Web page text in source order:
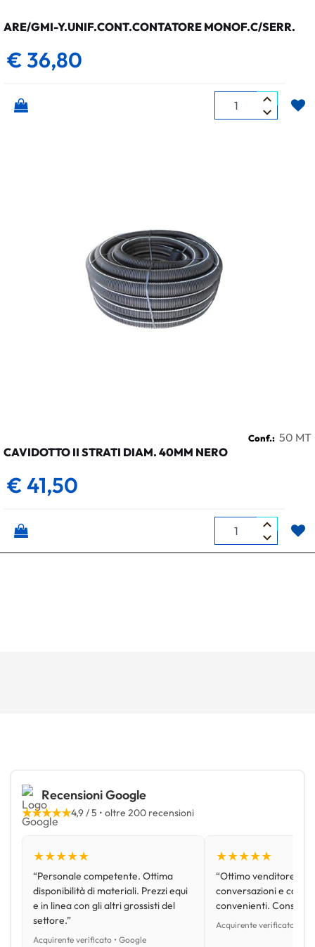
ARE/GMI-Y.UNIF.CONT.CONTATORE MONOF.C/SERR.
€ 36,80
Quantità
Conf.: 50 MT
CAVIDOTTO II STRATI DIAM. 40MM NERO
€ 41,50
Quantità
Recensioni Google
★★★★★4,9 / 5 • oltre 200 recensioni
★★★★★
“Personale competente. Ottima
disponibilità di materiali. Prezzi equi
e in linea con gli altri grossisti del
settore.”
Acquirente verificato • Google
★★★★★
“Ottimo venditore,
conversazioni e con
convenienti.
Acquirente verificato •